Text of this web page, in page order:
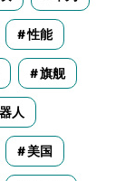
性能
旗舰
人
美国